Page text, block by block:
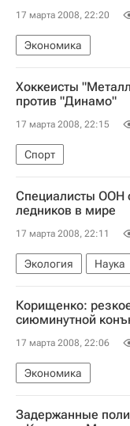
17 марта 2008, 22:20
Экономика
Хоккеисты
против "Динамо"
17 марта 2008, 22:15
Спорт
Специалисты ООН
ледников в мире
17 марта 2008, 22:11
Экология Наука
Корищенко:
сиюминутной
17 марта 2008, 22:06
Экономика
Задержанные